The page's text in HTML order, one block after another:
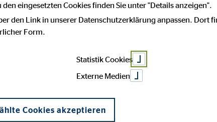
AG
eingesetzten Cookies finden Sie unter "Details anzeigen".
den Link in unserer Datenschutzerklärung anpassen. Dort
Form.
Statistik Cookies
Externe Medien
Cookies akzeptieren